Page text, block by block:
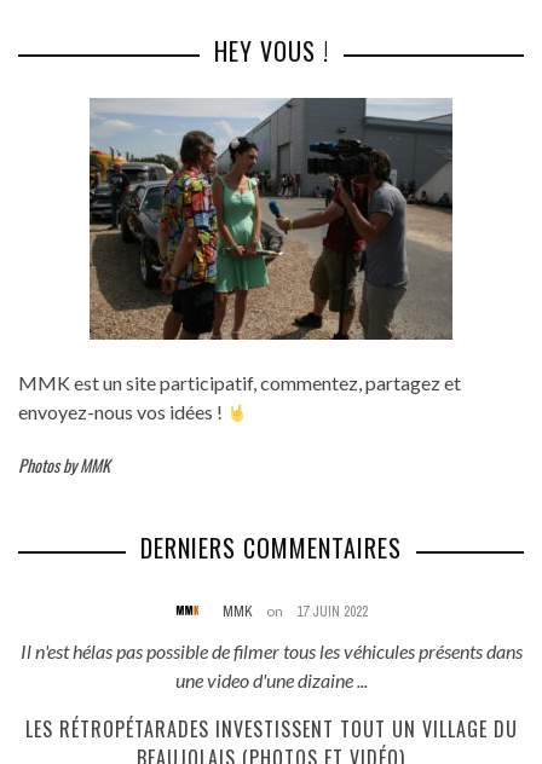
HEY VOUS !
MMK est un site participatif, commentez, partagez et
envoyez-nous vos idées !
Photos by MMK
DERNIERS COMMENTAIRES
MMK on 17 JUIN 2022
Il n'est hélas pas possible de filmer tous les véhicules présents dans
une video d'une dizaine ...
LES RÉTROPÉTARADES INVESTISSENT TOUT UN VILLAGE DU